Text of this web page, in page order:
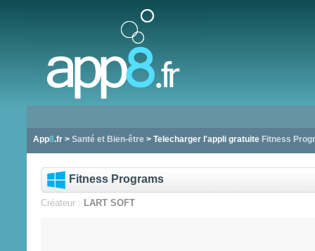
App8.fr > Santé et Bien-être> Telecharger l'appli gratuite Fitness
Fitness Programs
Créateur : LART SOFT